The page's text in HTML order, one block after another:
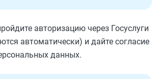
авторизацию через Госуслуги
автоматически) и дайте согласие
данных.